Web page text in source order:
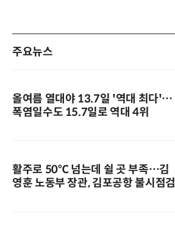
주요뉴스
올여름 열대야 13.7일 '역대 최다'…
폭염일수도 15.7일로 역대 4위
활주로 50℃ 넘는데 쉴 곳 부족…김
영훈 노동부 장관, 김포공항 불시점검